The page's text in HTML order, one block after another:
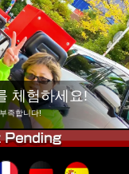
쿄 아키하바라#1
도쿄 시부야
도쿄 베이
오사카
체험하세요!
족합니다!